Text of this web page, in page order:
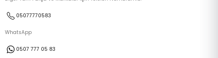
05077770583
WhatsApp
0507 777 05 83